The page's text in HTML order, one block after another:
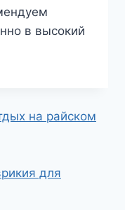
в высокий
на райском
для